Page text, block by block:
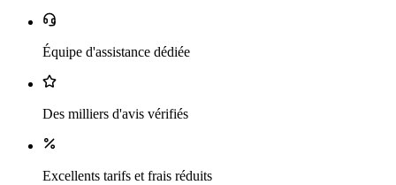
Équipe d'assistance dédiée
Des milliers d'avis vérifiés
Excellents tarifs et frais réduits